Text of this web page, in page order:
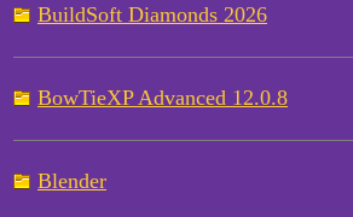
BuildSoft Diamonds 2026
BowTieXP Advanced 12.0.8
Blender